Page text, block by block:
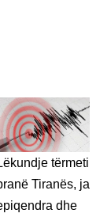
tërmeti
Tiranës, ja
dhe